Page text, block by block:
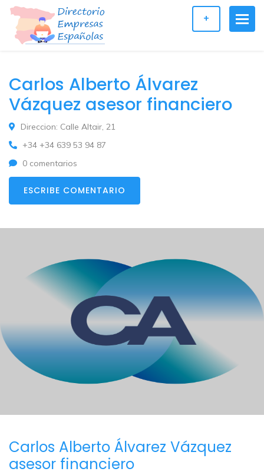
+
Carlos Alberto Álvarez
Vázquez asesor financiero
Direccion: Calle Altair, 21
+34 +34 639 53 94 87
0 comentarios
ESCRIBE COMENTARIO
Carlos Alberto Álvarez Vázquez
asesor financiero